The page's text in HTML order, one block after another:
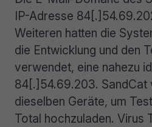
IP-Adresse
Weiteren hatten die
die Entwicklung und den
verwendet, eine nahezu
84[.]54.69.203. SandCat
dieselben Geräte, um
Total hochzuladen. Virus